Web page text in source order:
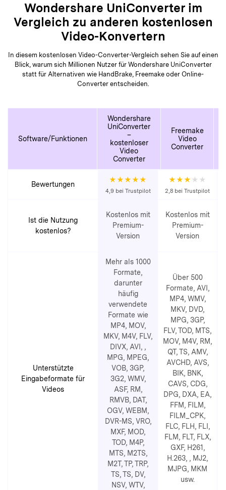
Wondershare UniConverter im
Vergleich zu anderen kostenlosen
Video-Konvertern
In diesem kostenlosen Video-Converter-Vergleich sehen Sie auf einen
Blick, warum sich Millionen Nutzer für Wondershare UniConverter
statt für Alternativen wie HandBrake, Freemake oder Online-
Converter entscheiden.
Software/Funktionen
Wondershare
UniConverter
–
kostenloser
Video
Converter
Freemake
Video
Converter
Bewertungen
★★★★★
4,9 bei Trustpilot
★★★ ★★
2,8 bei Trustpilot
Ist die Nutzung
kostenlos?
Kostenlos mit
Premium-
Version
Kostenlos mit
Premium-
Version
Unterstützte
Eingabeformate für
Videos
Mehr als 1000
Formate,
darunter
häufig
verwendete
Formate wie
MP4, MOV,
MKV, M4V, FLV,
DIVX, AVI, ,
MPG, MPEG,
VOB, 3GP,
3G2, WMV,
ASF, RM,
RMVB, DAT,
OGV, WEBM,
DVR-MS, VRO,
MXF, MOD,
TOD, M4P,
MTS, M2TS,
M2T, TP, TRP,
TS, TS, DV,
NSV, WTV,
Über 500
Formate, AVI,
MP4, WMV,
MKV, DVD,
MPG, 3GP,
FLV, TOD, MTS,
MOV, M4V, RM,
QT, TS, AMV,
AVCHD, AVS,
BIK, BNK,
CAVS, CDG,
DPG, DXA, EA,
FFM, FILM,
FILM_CPK,
FLC, FLH, FLI,
FLM, FLT, FLX,
GXF, H261,
H.263, , MJ2,
MJPG, MKM
usw.